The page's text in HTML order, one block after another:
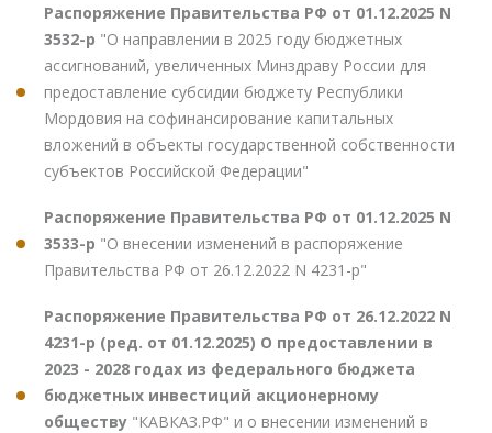
Распоряжение Правительства РФ от 01.12.2025 N
3532-р "О направлении в 2025 году бюджетных
ассигнований, увеличенных Минздраву России для
предоставление субсидии бюджету Республики
Мордовия на софинансирование капитальных
вложений в объекты государственной собственности
субъектов Российской Федерации"
Распоряжение Правительства РФ от 01.12.2025 N
3533-р "О внесении изменений в распоряжение
Правительства РФ от 26.12.2022 N 4231-р"
Распоряжение Правительства РФ от 26.12.2022 N
4231-р (ред. от 01.12.2025) О предоставлении в
2023 - 2028 годах из федерального бюджета
бюджетных инвестиций акционерному
обществу "КАВКАЗ.РФ" и о внесении изменений в